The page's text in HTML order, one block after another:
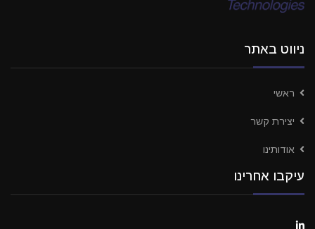
ניווט באתר
ראשי
יצירת קשר
אודותינו
עיקבו אחרינו